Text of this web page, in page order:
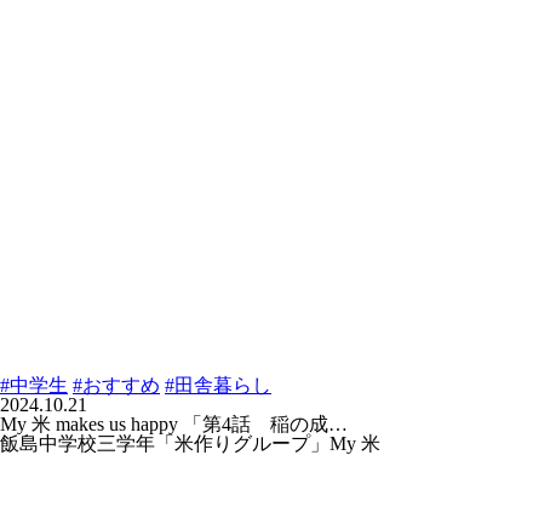
#中学生 #おすすめ #田舎暮らし
2024.10.21
My 米 makes us happy 「第4話 稲の成…
飯島中学校三学年「米作りグループ」My 米